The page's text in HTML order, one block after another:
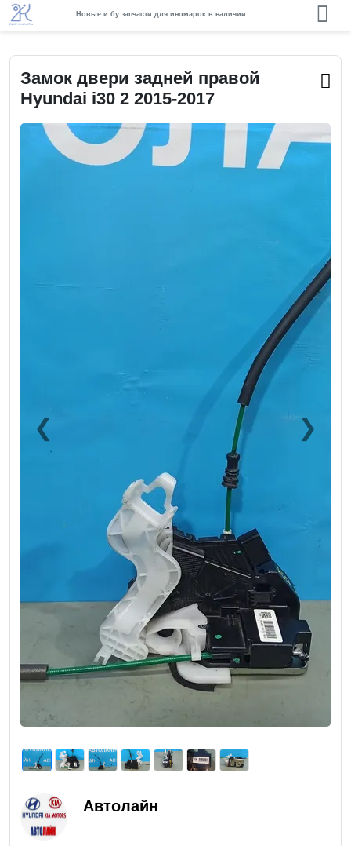
Новые и бу запчасти для иномарок в наличии
Замок двери задней правой
Hyundai i30 2 2015-2017
❮Previous ❯Next
Автолайн